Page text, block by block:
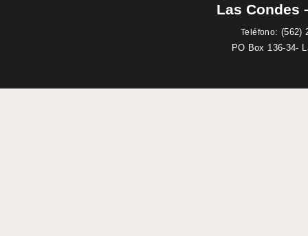
Las Condes
Teléfono: (562)
PO Box 136-34-